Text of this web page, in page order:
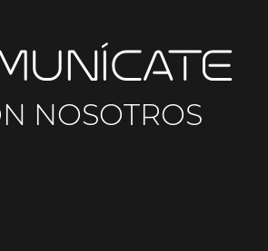
NOSOTROS